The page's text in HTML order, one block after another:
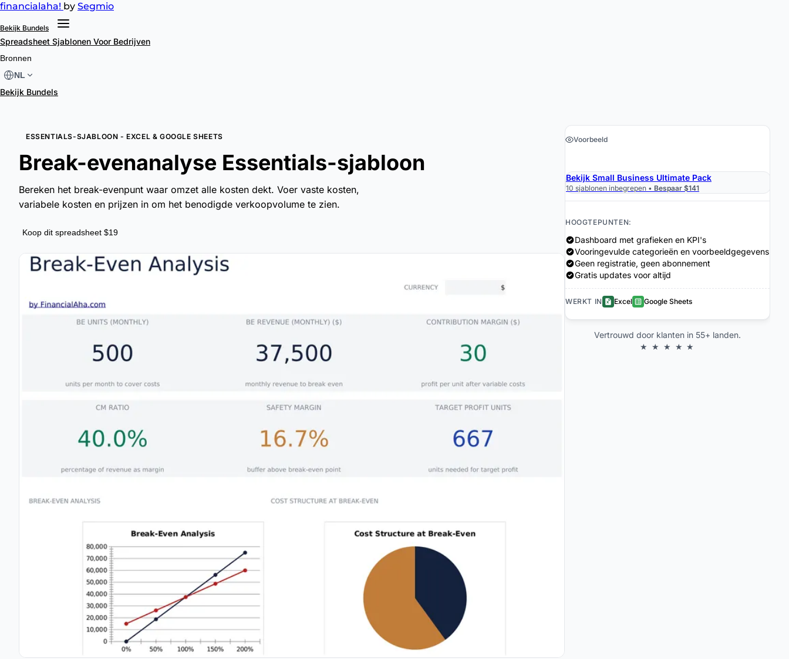
financialaha! by Segmio
Bekijk Bundels
Spreadsheet Sjablonen Voor Bedrijven
Bronnen
NL
Bekijk Bundels
ESSENTIALS-SJABLOON - EXCEL & GOOGLE SHEETS
Break-evenanalyse Essentials-sjabloon
Bereken het break-evenpunt waar omzet alle kosten dekt. Voer vaste kosten,
variabele kosten en prijzen in om het benodigde verkoopvolume te zien.
Koop dit spreadsheet $19
Voorbeeld
Bekijk Small Business Ultimate Pack
10 sjablonen inbegrepen • Bespaar $141
HOOGTEPUNTEN:
Dashboard met grafieken en KPI's
Vooringevulde categorieën en voorbeeldgegevens
Geen registratie, geen abonnement
Gratis updates voor altijd
WERKT IN Excel Google Sheets
Vertrouwd door klanten in 55+ landen.
★ ★ ★ ★ ★